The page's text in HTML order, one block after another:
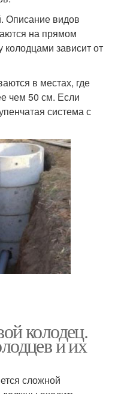
Описание видов
на прямом
зависит от
в местах, где
чем 50 см. Если
система с
колодец.
и их
сложной